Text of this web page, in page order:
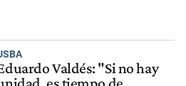
Valdés: "Si no hay